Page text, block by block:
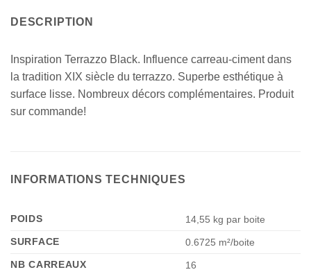
DESCRIPTION
Inspiration Terrazzo Black. Influence carreau-ciment dans
la tradition XIX siècle du terrazzo. Superbe esthétique à
surface lisse. Nombreux décors complémentaires. Produit
sur commande!
INFORMATIONS TECHNIQUES
POIDS
14,55 kg par boite
SURFACE
0.6725 m²/boite
NB CARREAUX
16